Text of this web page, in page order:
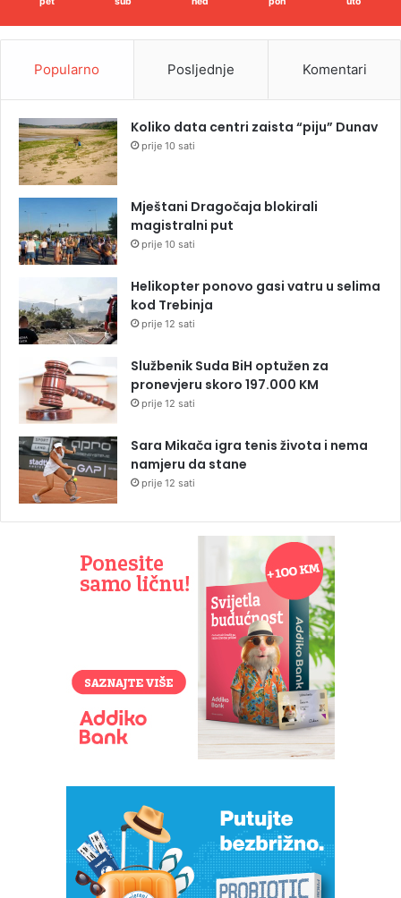
Popularno Posljednje Komentari
Koliko data centri zaista “piju” Dunav
prije 10 sati
Mještani Dragočaja blokirali
magistralni put
prije 10 sati
Helikopter ponovo gasi vatru u selima
kod Trebinja
prije 12 sati
Službenik Suda BiH optužen za
pronevjeru skoro 197.000 KM
prije 12 sati
Sara Mikača igra tenis života i nema
namjeru da stane
prije 12 sati